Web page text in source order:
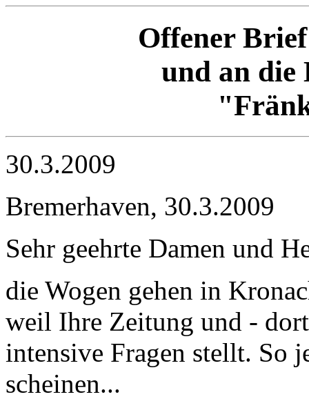
Offener
und an die
30.3.2009
Bremerhaven, 30.3.2009
Sehr geehrte Damen und
die Wogen gehen in
weil Ihre Zeitung und -
intensive Fragen stellt. So
scheinen...